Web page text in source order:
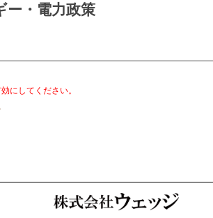
ー・電力政策
にしてください。